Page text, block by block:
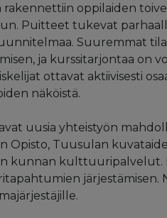
rakennettiin oppilaiden
Puitteet tukevat
Suuremmat
ja kurssitarjontaa on
ottavat aktiivisesti
näköistä.
uusia yhteistyön
Opisto, Tuusulan
kunnan kulttuuripalvelut.
järjestämisen.